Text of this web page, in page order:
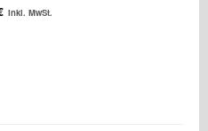
inkl. MwSt.